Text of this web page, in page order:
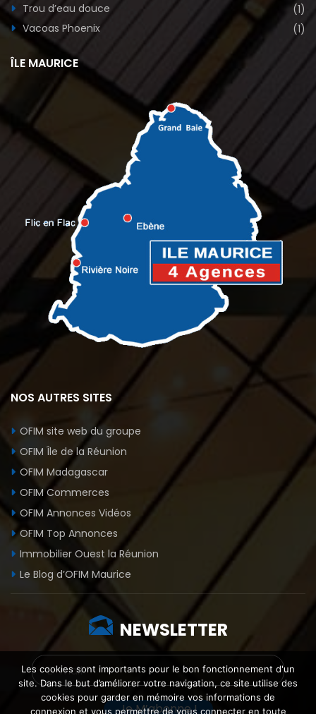
Trou d’eau douce
(1)
Vacoas Phoenix
(1)
ÎLE MAURICE
NOS AUTRES SITES
OFIM site web du groupe
OFIM Île de la Réunion
OFIM Madagascar
OFIM Commerces
OFIM Annonces Vidéos
OFIM Top Annonces
Immobilier Ouest la Réunion
Le Blog d’OFIM Maurice
NEWSLETTER
Les cookies sont importants pour le bon fonctionnement d'un
site. Dans le but d’améliorer votre navigation, ce site utilise des
cookies pour garder en mémoire vos informations de
connexion et vous permettre de vous connecter en toute